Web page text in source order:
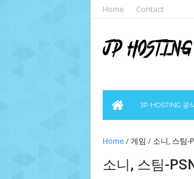
Home Contact
JP-HOSTING 공
Home /게임 / 소니, 스팀-
소니, 스팀-